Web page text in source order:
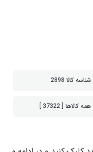
شناسه کالا 2898
همه کالاها [ 37322 ]